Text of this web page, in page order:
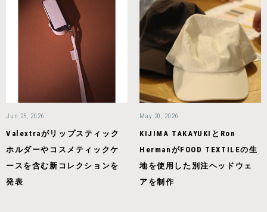
Jun 25, 2026
Valextraがリップスティック
ホルダーやコスメティックケ
ースを含む新コレクションを
発表
May 20, 2026
KIJIMA TAKAYUKIとRon
HermanがFOOD TEXTILEの生
地を使用した別注ヘッドウェ
アを制作